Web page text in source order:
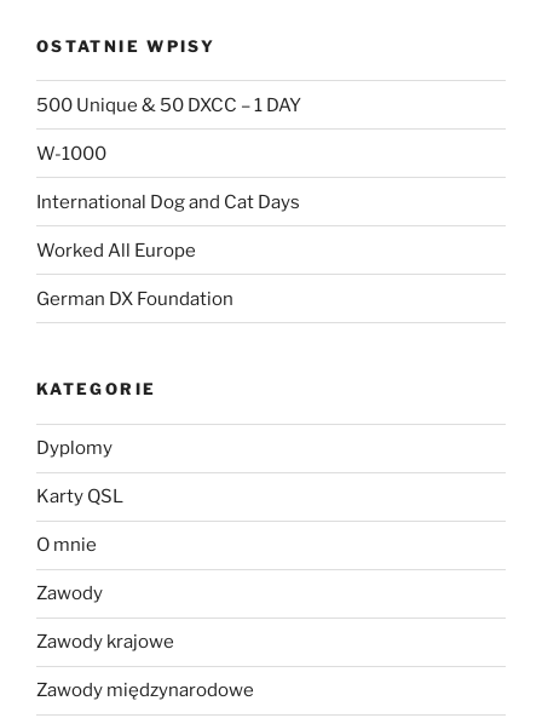
OSTATNIE WPISY
500 Unique & 50 DXCC – 1 DAY
W-1000
International Dog and Cat Days
Worked All Europe
German DX Foundation
KATEGORIE
Dyplomy
Karty QSL
O mnie
Zawody
Zawody krajowe
Zawody międzynarodowe